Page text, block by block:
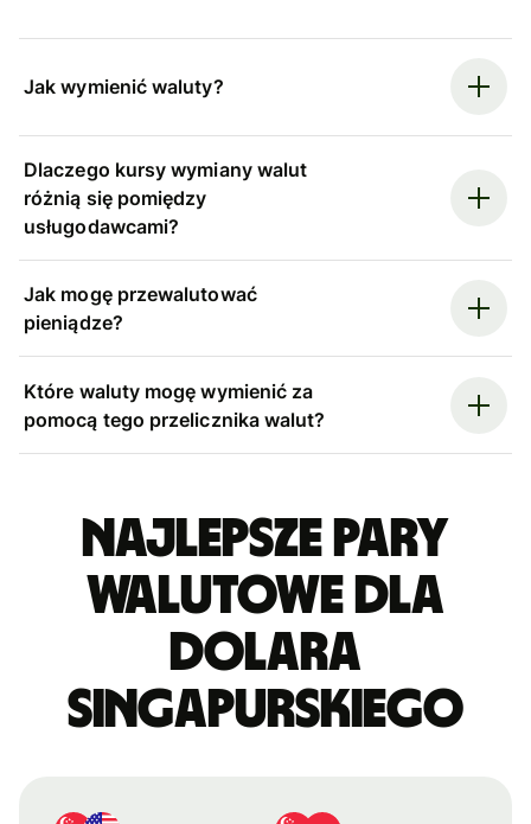
Jak wymienić waluty?
Dlaczego kursy wymiany walut
różnią się pomiędzy
usługodawcami?
Jak mogę przewalutować
pieniądze?
Które waluty mogę wymienić za
pomocą tego przelicznika walut?
Najlepsze pary
walutowe dla
dolara
singapurskiego